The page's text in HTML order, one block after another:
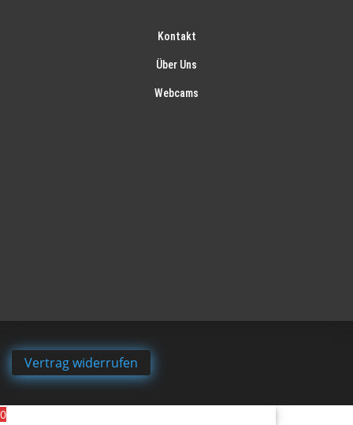
Kontakt
Über Uns
Webcams
Vertrag widerrufen
0